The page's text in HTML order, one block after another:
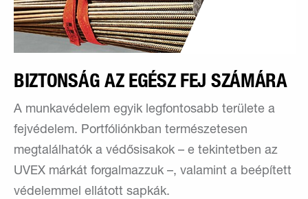
BIZTONSÁG AZ EGÉSZ FEJ SZÁMÁRA
A munkavédelem egyik legfontosabb területe a
fejvédelem. Portfóliónkban természetesen
megtalálhatók a védősisakok – e tekintetben az
UVEX márkát forgalmazzuk –, valamint a beépített
védelemmel ellátott sapkák.